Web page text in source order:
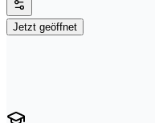
Jetzt geöffnet